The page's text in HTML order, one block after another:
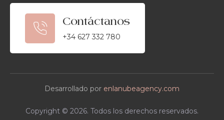
Contáctanos
+34 627 332 780
Desarrollado por enlanubeagency.com
Copyright © 2026. Todos los derechos reservados.